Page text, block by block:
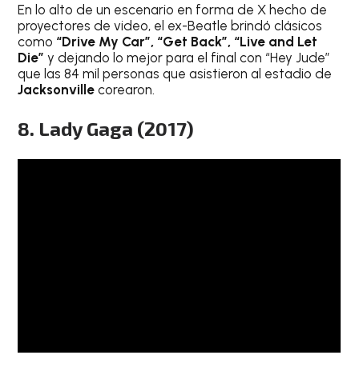
En lo alto de un escenario en forma de X hecho de
proyectores de video, el ex-Beatle brindó clásicos
como “Drive My Car”, “Get Back”, “Live and Let
Die”y dejando lo mejor para el final con “Hey Jude”
que las 84 mil personas que asistieron al estadio de
Jacksonville corearon.
8. Lady Gaga (2017)